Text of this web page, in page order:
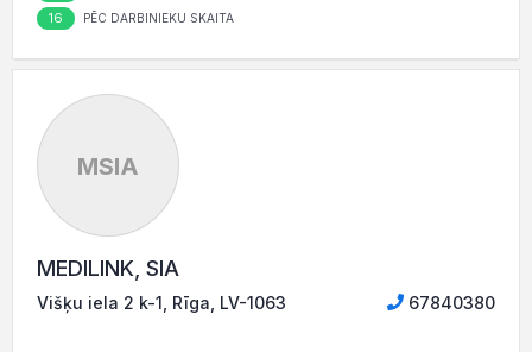
16 PĒC DARBINIEKU SKAITA
MSIA
MEDILINK, SIA
Višķu iela 2 k-1, Rīga, LV-1063 67840380